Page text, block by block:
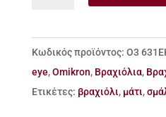
μάτι
με
σμάλτο
ποσότητα
Κωδικός προϊόντος: Ο3
eye,Omikron, Βραχιόλια,
Ετικέτες: βραχιόλι, μάτι,